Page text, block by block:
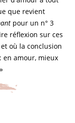
que revient
pour un n° 3
réflexion sur ces
où la conclusion
en amour, mieux